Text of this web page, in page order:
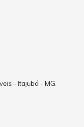
- Itajubá - MG.